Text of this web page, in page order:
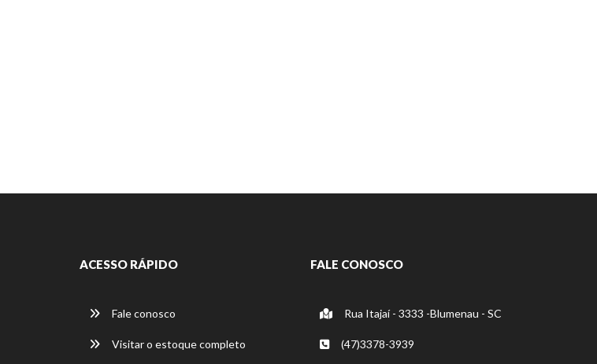
ACESSO RÁPIDO
Fale conosco
Visitar o estoque completo
FALE CONOSCO
Rua Itajaí - 3333 -Blumenau - SC
(47)3378-3939